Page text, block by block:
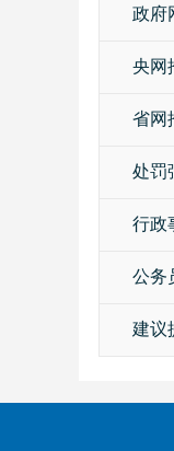
政府
央网
省网
处罚
行政
公务
建议